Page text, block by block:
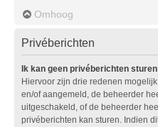
Omhoog
Privéberichten
Ik kan geen privéberichten
Hiervoor zijn drie redenen
en/of aangemeld, de beheerder
uitgeschakeld, of de beheerder
privéberichten kan sturen. Indien